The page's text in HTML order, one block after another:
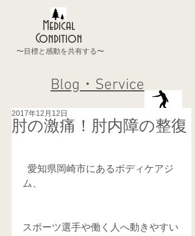
Medical
Condition
〜目標と感動を共有する〜
Blog・Service
肘の激痛！肘内障の整復
2017年12月12日
ム、
スポーツ選手や働く人へ動きやすい